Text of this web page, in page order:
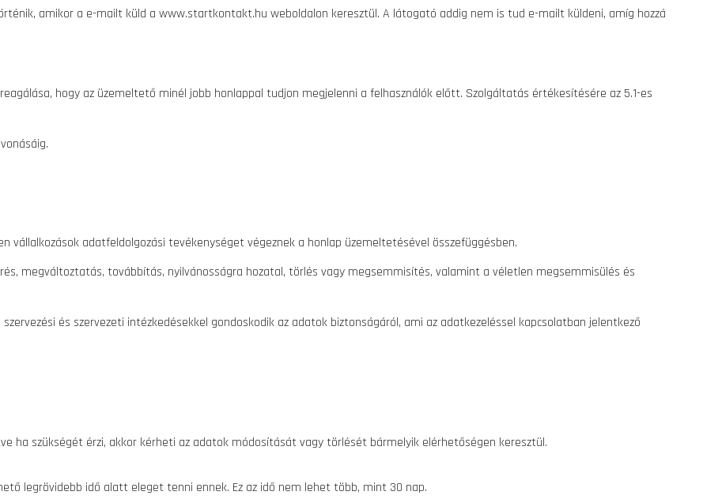
amikor a e-mailt küld a www.startkontakt.hu weboldalon keresztül. A látogató addig nem is tud e-mailt küldeni, amíg hozzá
hogy az üzemeltető minél jobb honlappal tudjon megjelenni a felhasználók előtt. Szolgáltatás értékesítésére az 5.1-es
vállalkozások adatfeldolgozási tevékenységet végeznek a honlap üzemeltetésével összefüggésben.
megváltoztatás, továbbítás, nyilvánosságra hozatal, törlés vagy megsemmisítés, valamint a véletlen megsemmisülés és
és szervezeti intézkedésekkel gondoskodik az adatok biztonságáról, ami az adatkezeléssel kapcsolatban jelentkező
ha szükségét érzi, akkor kérheti az adatok módosítását vagy törlését bármelyik elérhetőségen keresztül.
legrövidebb idő alatt eleget tenni ennek. Ez az idő nem lehet több, mint 30 nap.